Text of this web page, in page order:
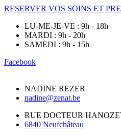
RESERVER VOS SOINS ET
LU-ME-JE-VE : 9h - 18h
MARDI : 9h - 20h
SAMEDI : 9h - 15h
Facebook
NADINE REZER
nadine@zenat.be
RUE DOCTEUR
6840 Neufchâteau